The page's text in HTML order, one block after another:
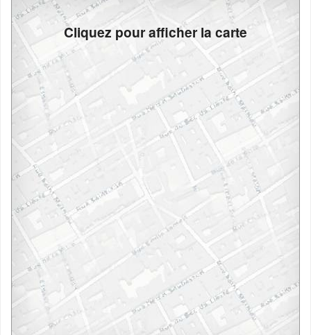
Cliquez pour afficher la carte